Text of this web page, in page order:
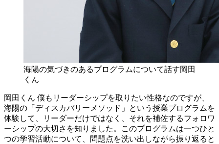
海陽の気づきのあるプログラムについて話す岡田
くん
岡田くん 僕もリーダーシップを取りたい性格なのですが、
海陽の「ディスカバリーメソッド」という授業プログラムを
体験して、リーダーだけではなく、それを補佐するフォロワ
ーシップの大切さを知りました。このプログラムは一つひと
つの学習活動について、問題点を洗い出しながら振り返ると